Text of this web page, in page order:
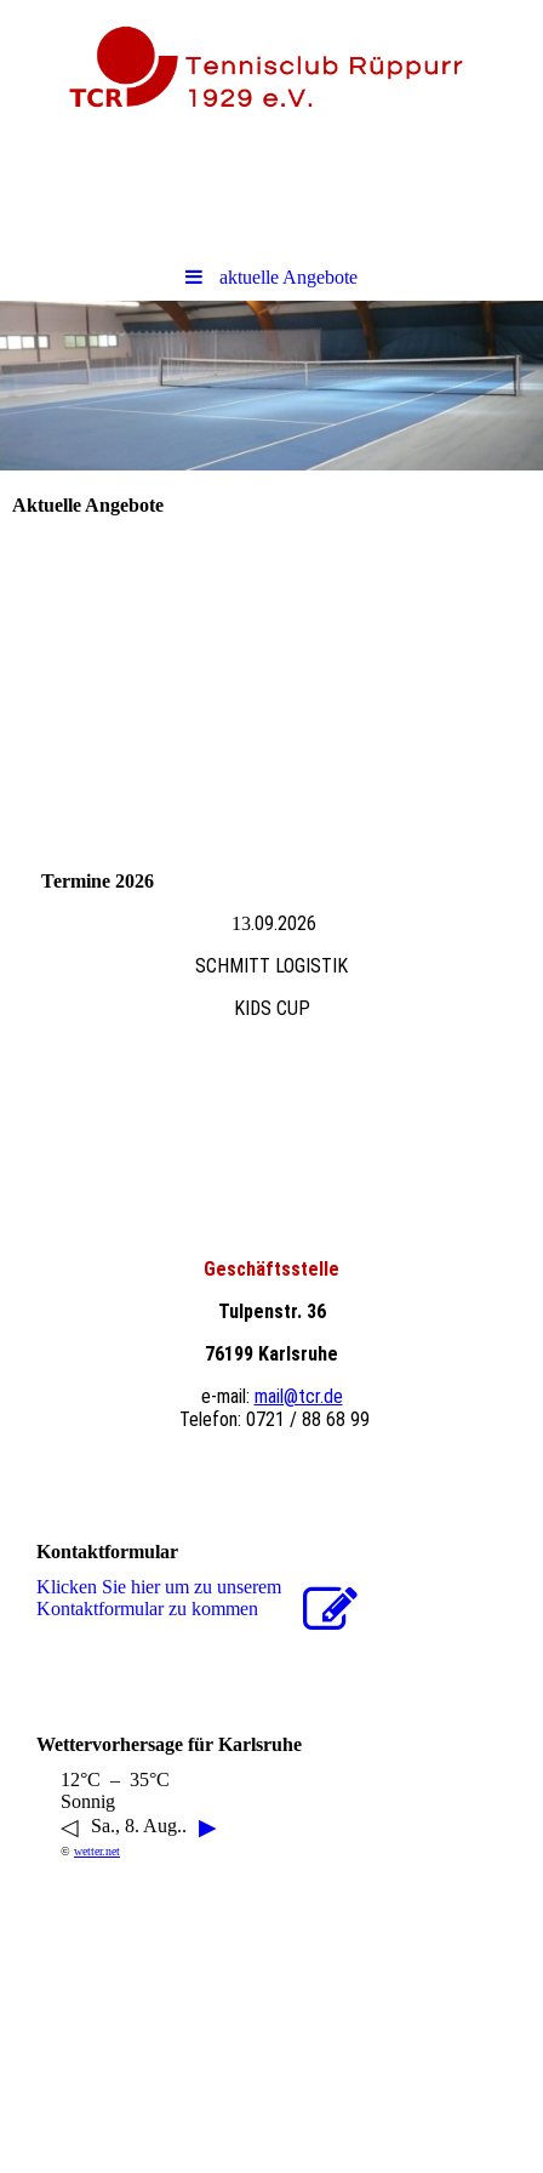
aktuelle Angebote
Aktuelle Angebote
Termine 2026
13.09.2026
SCHMITT LOGISTIK
KIDS CUP
Geschäftsstelle
Tulpenstr. 36
76199 Karlsruhe
e-mail: mail@tcr.de
Telefon: 0721 / 88 68 99
Kontaktformular
Klicken Sie hier um zu unserem
Kon­takt­for­mu­lar zu kommen
Wettervorhersage für Karlsruhe
12°C – 35°C
Sonnig
◁ Sa., 8. Aug.. ▶
© wetter.net